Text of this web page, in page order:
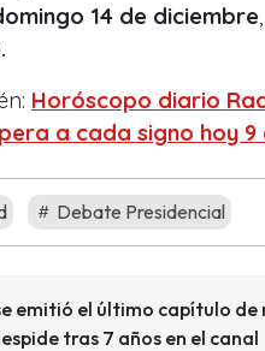
14 de diciembre
Horóscopo diario
a cada signo hoy
Debate Presidencial
emitió el último capítulo
tras 7 años en el canal